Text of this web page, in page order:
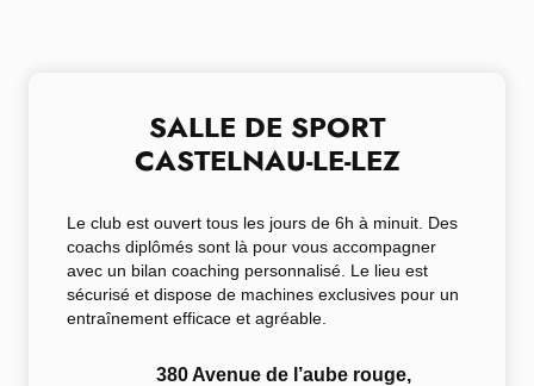
SALLE DE SPORT
CASTELNAU-LE-LEZ
Le club est ouvert tous les jours de 6h à minuit . Des
coachs diplômés sont là pour vous accompagner
avec un bilan coaching personnalisé . Le lieu est
sécurisé et dispose de machines exclusives pour un
entraînement efficace et agréable.
380 Avenue de l’aube rouge,